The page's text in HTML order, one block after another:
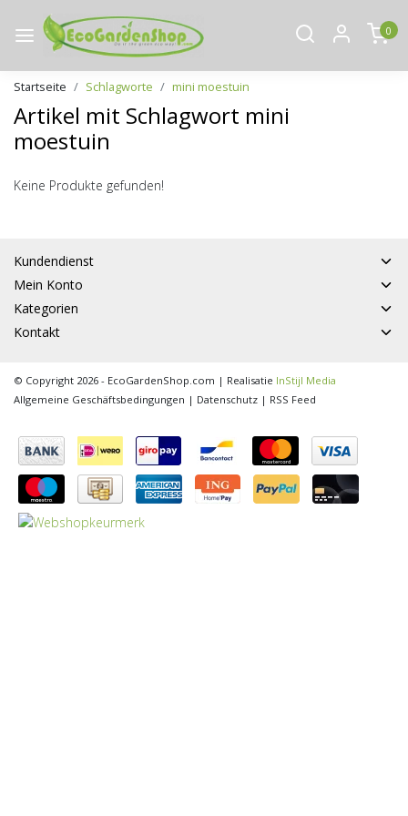
0
Startseite Schlagworte mini moestuin
Artikel mit Schlagwort mini
moestuin
Keine Produkte gefunden!
Kundendienst
Mein Konto
Kategorien
Kontakt
© Copyright 2026 - EcoGardenShop.com | Realisatie InStijl Media
Allgemeine Geschäftsbedingungen | Datenschutz | RSS Feed